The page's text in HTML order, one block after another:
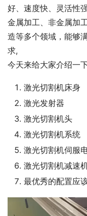
好、速度快、灵活性
金属加工、非金属加
造等多个领域，能够
求,
今天来给大家介绍一
激光切割机床身
激光发射器
激光切割机头
激光切割机系统
激光切割机伺服
激光切割机减速
最优秀的配置应